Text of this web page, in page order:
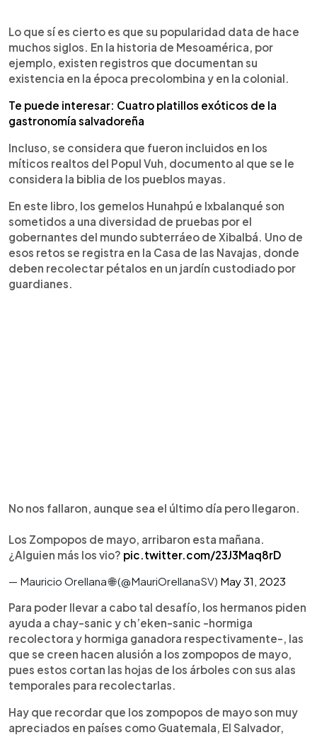
Lo que sí es cierto es que su popularidad data de hace
muchos siglos. En la historia de Mesoamérica, por
ejemplo, existen registros que documentan su
existencia en la época precolombina y en la colonial.
Te puede interesar: Cuatro platillos exóticos de la
gastronomía salvadoreña
Incluso, se considera que fueron incluidos en los
míticos realtos del Popul Vuh, documento al que se le
considera la biblia de los pueblos mayas.
En este libro, los gemelos Hunahpú e Ixbalanqué son
sometidos a una diversidad de pruebas por el
gobernantes del mundo subterráeo de Xibalbá. Uno de
esos retos se registra en la Casa de las Navajas, donde
deben recolectar pétalos en un jardín custodiado por
guardianes.
No nos fallaron, aunque sea el último día pero llegaron.
Los Zompopos de mayo, arribaron esta mañana.
¿Alguien más los vio? pic.twitter.com/23J3Maq8rD
— Mauricio Orellana 🌐 (@MauriOrellanaSV) May 31, 2023
Para poder llevar a cabo tal desafío, los hermanos piden
ayuda a chay-sanic y ch’eken-sanic -hormiga
recolectora y hormiga ganadora respectivamente-, las
que se creen hacen alusión a los zompopos de mayo,
pues estos cortan las hojas de los árboles con sus alas
temporales para recolectarlas.
Hay que recordar que los zompopos de mayo son muy
apreciados en países como Guatemala, El Salvador,